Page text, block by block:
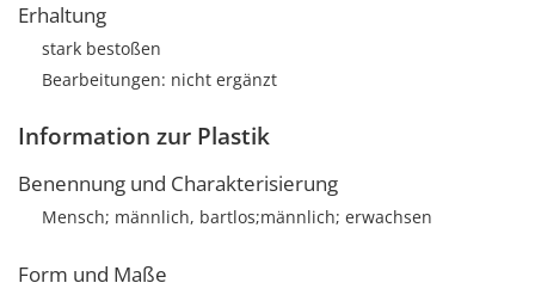
Erhaltung
stark bestoßen
Bearbeitungen: nicht ergänzt
Information zur Plastik
Benennung und Charakterisierung
Mensch; männlich, bartlos;männlich; erwachsen
Form und Maße